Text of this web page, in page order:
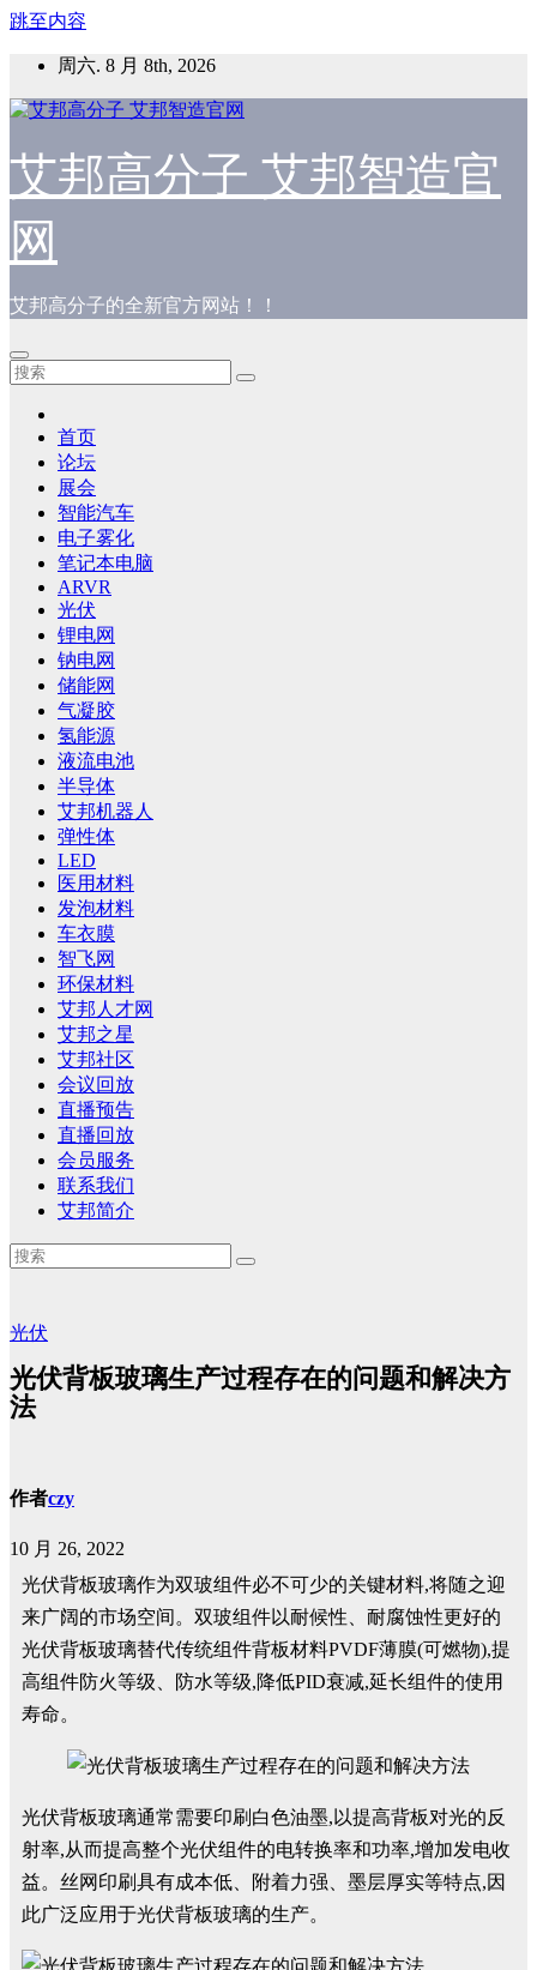
跳至内容
周六. 8 月 8th, 2026
艾邦高分子 艾邦智造官
网
艾邦高分子的全新官方网站！！
首页
论坛
展会
智能汽车
电子雾化
笔记本电脑
ARVR
光伏
锂电网
钠电网
储能网
气凝胶
氢能源
液流电池
半导体
艾邦机器人
弹性体
LED
医用材料
发泡材料
车衣膜
智飞网
环保材料
艾邦人才网
艾邦之星
艾邦社区
会议回放
直播预告
直播回放
会员服务
联系我们
艾邦简介
光伏
光伏背板玻璃生产过程存在的问题和解决方
法
作者czy
10 月 26, 2022
光伏背板玻璃作为双玻组件必不可少的关键材料,将随之迎
来广阔的市场空间。 双玻组件以耐候性、耐腐蚀性更好的
光伏背板玻璃替代传统组件背板材料PVDF薄膜(可燃物),提
高组件防火等级、防水等级,降低PID衰减,延长组件的使用
寿命。
光伏背板玻璃通常需要印刷白色油墨,以提高背板对光的反
射率,从而提高整个光伏组件的电转换率和功率,增加发电收
益。丝网印刷具有成本低、附着力强、墨层厚实等特点,因
此广泛应用于光伏背板玻璃的生产。